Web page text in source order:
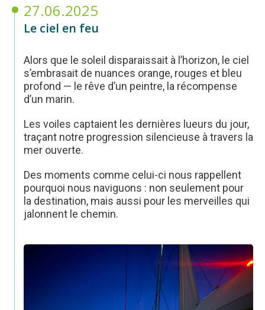
27.06.2025
Le ciel en feu
Alors que le soleil disparaissait à l’horizon, le ciel
s’embrasait de nuances orange, rouges et bleu
profond — le rêve d’un peintre, la récompense
d’un marin.
Les voiles captaient les dernières lueurs du jour,
traçant notre progression silencieuse à travers la
mer ouverte.
Des moments comme celui-ci nous rappellent
pourquoi nous naviguons : non seulement pour
la destination, mais aussi pour les merveilles qui
jalonnent le chemin.